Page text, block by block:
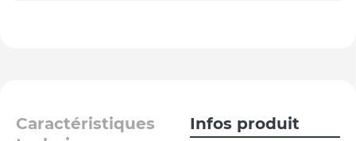
Caractéristiques
Infos produit